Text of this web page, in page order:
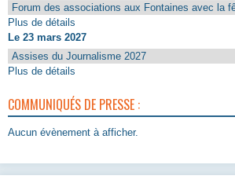
Forum des associations aux Fontaines avec la
Plus de détails
Le 23 mars 2027
Assises du Journalisme 2027
Plus de détails
COMMUNIQUÉS DE PRESSE :
Aucun évènement à afficher.